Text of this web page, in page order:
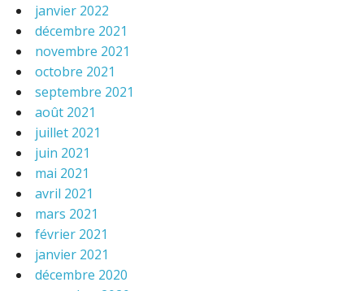
janvier 2022
décembre 2021
novembre 2021
octobre 2021
septembre 2021
août 2021
juillet 2021
juin 2021
mai 2021
avril 2021
mars 2021
février 2021
janvier 2021
décembre 2020